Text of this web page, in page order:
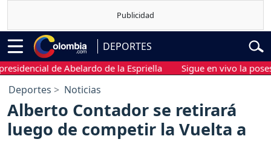
DEPORTES
de Abelardo de la Espriella Sigue en vivo la posesión
Deportes Noticias
Alberto Contador se retirará
luego de competir la Vuelta a